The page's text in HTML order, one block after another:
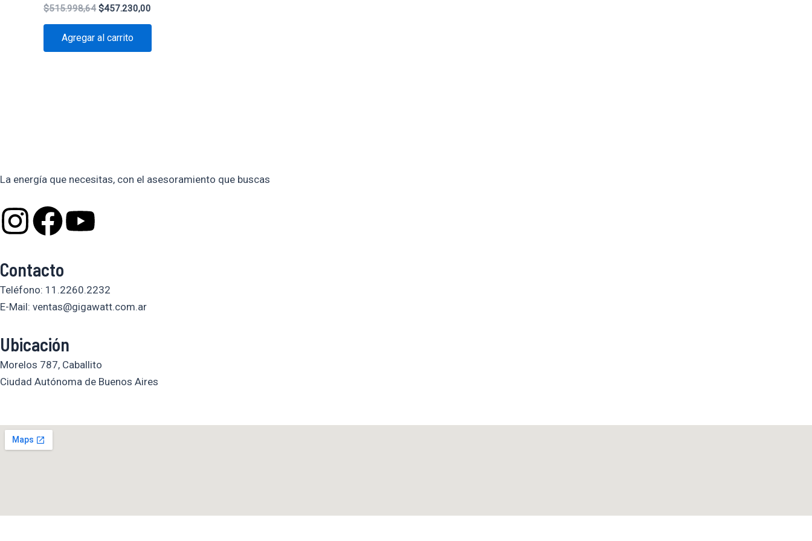
$515.998,64 $457.230,00
Agregar al carrito
La energía que necesitas, con el asesoramiento que buscas
I
s
t
a
g
a
m
F
c
e
b
o
k
Y
u
t
b
Contacto
Teléfono: 11.2260.2232
E-Mail: ventas@gigawatt.com.ar
Ubicación
Morelos 787, Caballito
Ciudad Autónoma de Buenos Aires